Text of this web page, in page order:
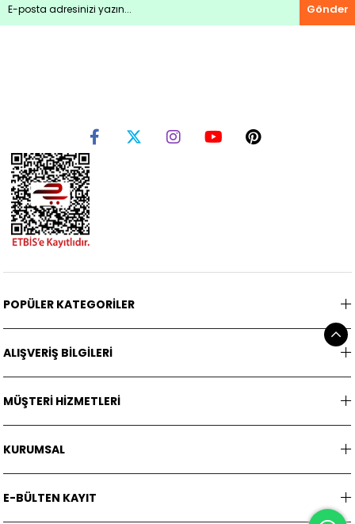
Gönder
POPÜLER KATEGORİLER
ALIŞVERİŞ BİLGİLERİ
MÜŞTERİ HİZMETLERİ
KURUMSAL
E-BÜLTEN KAYIT